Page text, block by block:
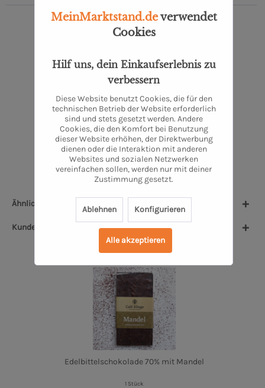
Espresso Sanfte Brise
250 Gramm
ab 8,75 €
Ähnliche Artikel
Kunden kauften auch
Edelbittelschokolade 70% mit Mandel
1 Stück
MeinMarktstand.deverwendet
Cookies
Hilf uns, dein Einkaufserlebnis zu
verbessern
Diese Website benutzt Cookies, die für den
technischen Betrieb der Website erforderlich
sind und stets gesetzt werden. Andere
Cookies, die den Komfort bei Benutzung
dieser Website erhöhen, der Direktwerbung
dienen oder die Interaktion mit anderen
Websites und sozialen Netzwerken
vereinfachen sollen, werden nur mit deiner
Zustimmung gesetzt.
Ablehnen Konfigurieren
Alle akzeptieren